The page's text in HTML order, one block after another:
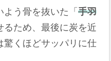
よう骨を抜いた「手羽
るため、最後に炭を近
驚くほどサッパリに仕